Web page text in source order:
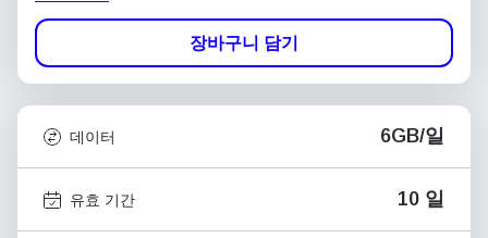
장바구니 담기
데이터 6GB/일
유효 기간 10 일